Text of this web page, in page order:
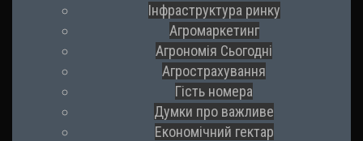
Інфраструктура ринку
Агромаркетинг
Агрономія Сьогодні
Агрострахування
Гість номера
Думки про важливе
Економічний гектар